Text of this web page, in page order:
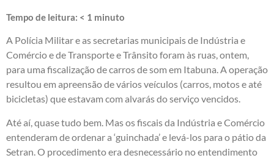
Tempo de leitura: < 1 minuto
A Polícia Militar e as secretarias municipais de Indústria e
Comércio e de Transporte e Trânsito foram às ruas, ontem,
para uma fiscalização de carros de som em Itabuna. A operação
resultou em apreensão de vários veículos (carros, motos e até
bicicletas) que estavam com alvarás do serviço vencidos.
Até aí, quase tudo bem. Mas os fiscais da Indústria e Comércio
entenderam de ordenar a ‘guinchada’ e levá-los para o pátio da
Setran. O procedimento era desnecessário no entendimento